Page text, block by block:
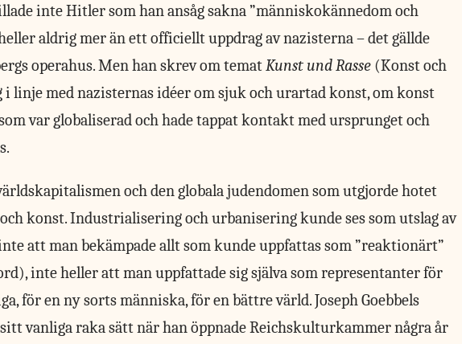
inte Hitler som han ansåg sakna ”människokännedom och
aldrig mer än ett officiellt uppdrag av nazisterna – det gällde
operahus. Men han skrev om temat Kunst und Rasse (Konst och
i linje med nazisternas idéer om sjuk och urartad konst, om konst
var globaliserad och hade tappat kontakt med ursprunget och
och den globala judendomen som utgjorde hotet
konst. Industrialisering och urbanisering kunde ses som utslag av
att man bekämpade allt som kunde uppfattas som ”reaktionärt”
inte heller att man uppfattade sig själva som representanter för
för en ny sorts människa, för en bättre värld. Joseph Goebbels
vanliga raka sätt när han öppnade Reichskulturkammer några år